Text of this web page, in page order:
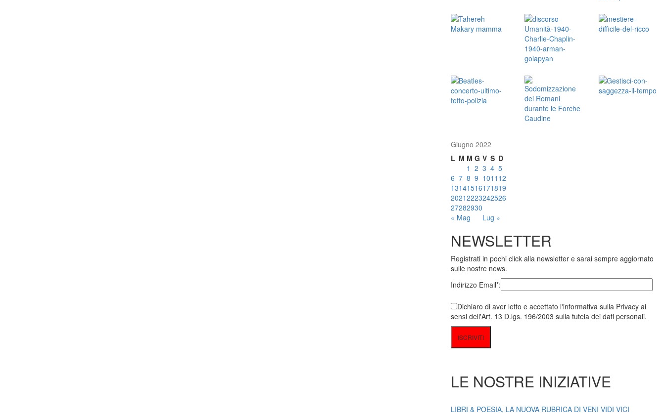
Giugno 2022
L M M G V S D
« Mag Lug »
1 2 3 4 5
6 7 8 9 1011 12
13141516171819
20212223242526
27282930
NEWSLETTER
Registrati in pochi click alla newsletter e sarai sempre aggiornato
sulle nostre news.
Indirizzo Email*:
Dichiaro di aver letto e accettato l'informativa sulla Privacy ai
sensi dell'Art. 13 D.lgs. 196/2003 sulla tutela dei dati personali.
LE NOSTRE INIZIATIVE
LIBRI & POESIA, LA NUOVA RUBRICA DI VENI VIDI VICI